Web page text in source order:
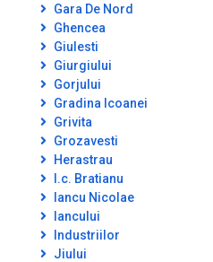
Gara De Nord
Ghencea
Giulesti
Giurgiului
Gorjului
Gradina Icoanei
Grivita
Grozavesti
Herastrau
I.c. Bratianu
Iancu Nicolae
Iancului
Industriilor
Jiului